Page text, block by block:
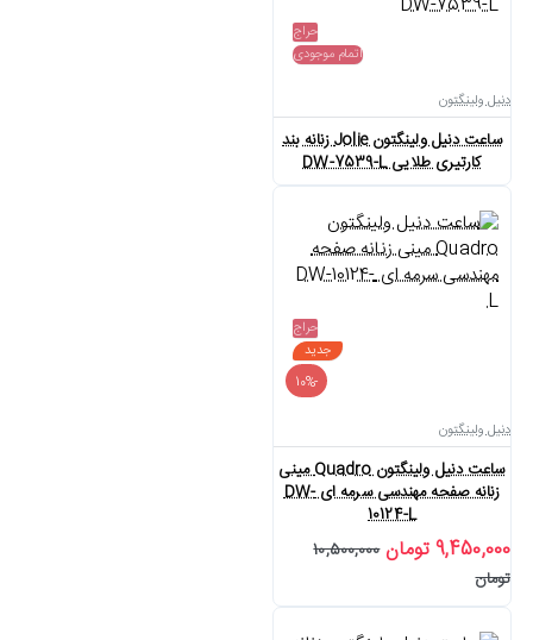
حراج
اتمام موجودی
دنیل ولینگتون
ساعت دنیل ولینگتون Jolie زنانه بند
کارتیری طلایی DW-7539-L
حراج
جدید
-10%
دنیل ولینگتون
ساعت دنیل ولینگتون Quadro مینی
زنانه صفحه مهندسی سرمه ای DW-
10124-L
9,450,000 تومان
10,500,000
تومان